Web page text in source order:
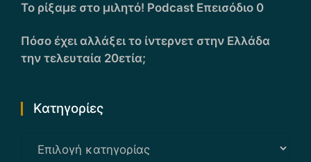
Το ρίξαμε στο μιλητό! Podcast Επεισόδιο 0
Πόσο έχει αλλάξει το ίντερνετ στην Ελλάδα
την τελευταία 20ετία;
Kατηγορίες
Kατηγορίες